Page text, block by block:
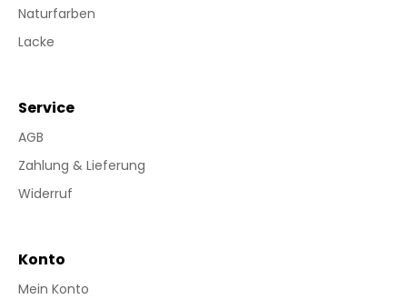
Naturfarben
Lacke
Service
AGB
Zahlung & Lieferung
Widerruf
Konto
Mein Konto